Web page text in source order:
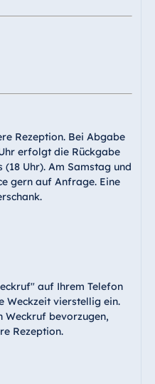
Rezeption. Bei Abgabe
erfolgt die Rückgabe
(18 Uhr). Am Samstag und
gern auf Anfrage. Eine
auf Ihrem Telefon
Weckzeit vierstellig ein.
Weckruf bevorzugen,
Rezeption.